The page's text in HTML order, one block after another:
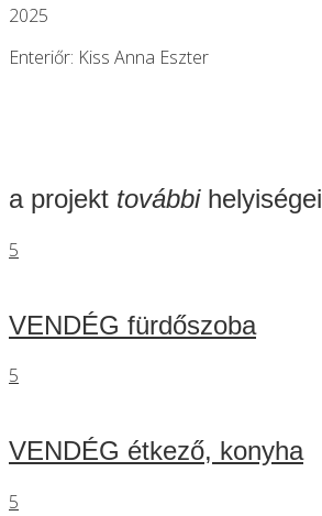
2025
Enteriőr: Kiss Anna Eszter
a projekt továbbihelyiségei
5
VENDÉG fürdőszoba
5
VENDÉG étkező, konyha
5